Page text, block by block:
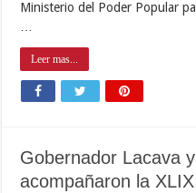
Ministerio del Poder Popular
…
Leer mas...
Gobernador Lacava
acompañaron la